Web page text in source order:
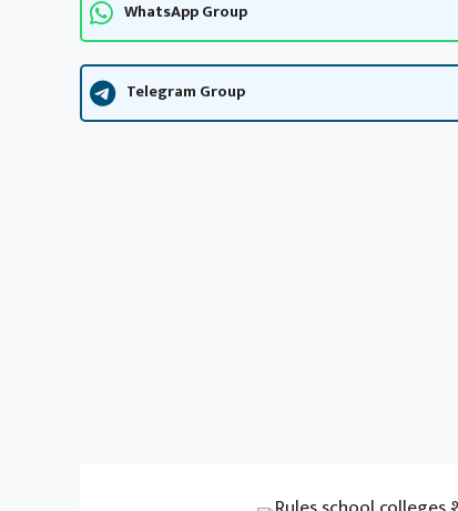
WhatsApp Group
Telegram Group